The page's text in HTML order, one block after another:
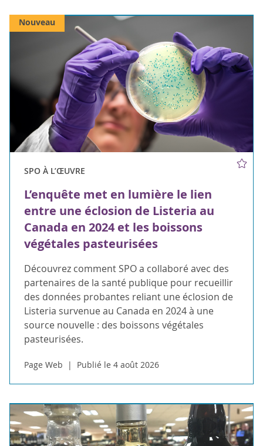
SPO À L’ŒUVRE
L’enquête met en lumière le lien
entre une éclosion de Listeria au
Canada en 2024 et les boissons
végétales pasteurisées
Découvrez comment SPO a collaboré avec des
partenaires de la santé publique pour recueillir
des données probantes reliant une éclosion de
Listeria survenue au Canada en 2024 à une
source nouvelle : des boissons végétales
pasteurisées.
Page Web Publié le 4 août 2026
Nouveau